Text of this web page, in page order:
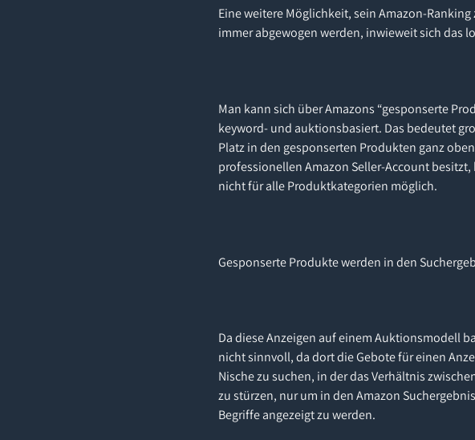
Eine weitere Möglichkeit, sein Amazon-
immer abgewogen werden, inwieweit sich das
Man kann sich über Amazons “gesponserte
keyword- und auktionsbasiert. Das bedeutet
Platz in den gesponserten Produkten ganz
professionellen Amazon Seller-Account
nicht für alle Produktkategorien möglich.
Gesponserte Produkte werden in den
Da diese Anzeigen auf einem Auktionsmodell
nicht sinnvoll, da dort die Gebote für einen
Nische zu suchen, in der das Verhältnis
zu stürzen, nur um in den Amazon
Begriffe angezeigt zu werden.